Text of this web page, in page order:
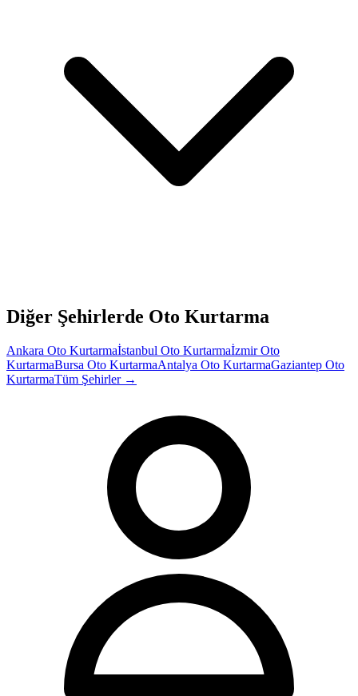
Diğer Şehirlerde Oto Kurtarma
Ankara Oto Kurtarmaİstanbul Oto KurtarmaİzmirOto
KurtarmaBursa Oto KurtarmaAntalya Oto KurtarmaGaziantep Oto
KurtarmaTüm Şehirler →